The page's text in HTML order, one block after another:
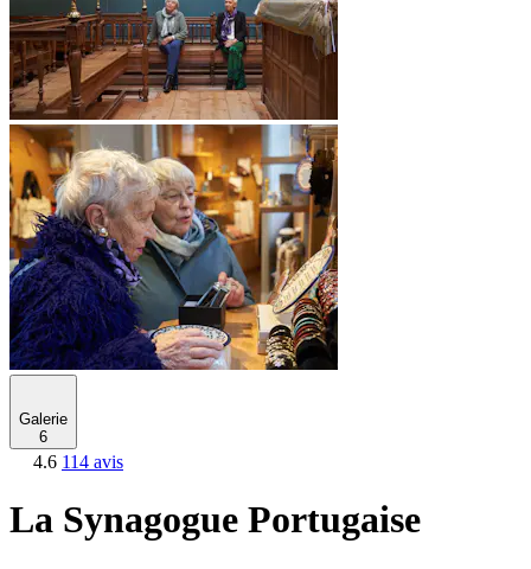
Galerie
6
4.6 114 avis
La Synagogue Portugaise